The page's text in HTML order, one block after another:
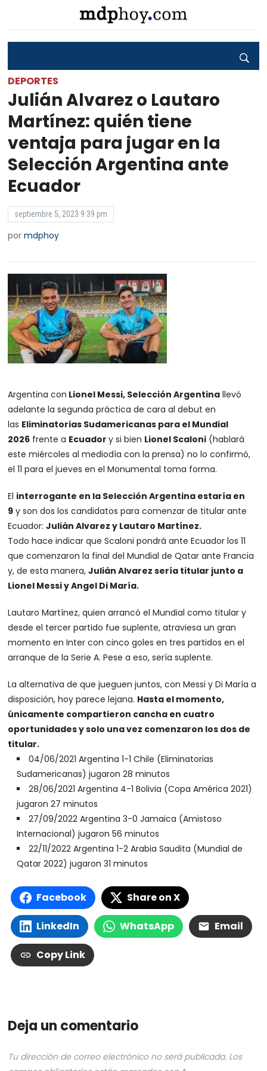
DEPORTES
Julián Alvarez o Lautaro
Martínez: quién tiene
ventaja para jugar en la
Selección Argentina ante
Ecuador
septiembre 5, 2023 9:39 pm
pormdphoy
Argentina con Lionel Messi, Selección Argentina llevó
adelante la segunda práctica de cara al debut en
las Eliminatorias Sudamericanas para el Mundial
2026 frente a Ecuadory si bien Lionel Scaloni (hablará
este miércoles al mediodía con la prensa) no lo confirmó,
el 11 para el jueves en el Monumental toma forma.
El interrogante en la Selección Argentina estaría en
9 y son dos los candidatos para comenzar de titular ante
Ecuador:Julián Alvarez y Lautaro Martínez.
Todo hace indicar que Scaloni pondrá ante Ecuador los 11
que comenzaron la final del Mundial de Qatar ante Francia
y, de esta manera,Julián Alvarez sería titular junto a
Lionel Messi y Angel Di María.
Lautaro Martínez, quien arrancó el Mundial como titular y
desde el tercer partido fue suplente, atraviesa un gran
momento en Inter con cinco goles en tres partidos en el
arranque de la Serie A. Pese a eso, sería suplente.
La alternativa de que jueguen juntos, con Messi y Di María a
disposición, hoy parece lejana. Hasta el momento,
únicamente compartieron cancha en cuatro
oportunidades y solo una vez comenzaron los dos de
titular.
04/06/2021 Argentina 1-1 Chile (Eliminatorias
Sudamericanas) jugaron 28 minutos
28/06/2021 Argentina 4-1 Bolivia (Copa América 2021)
jugaron 27 minutos
27/09/2022 Argentina 3-0 Jamaica (Amistoso
Internacional) jugaron 56 minutos
22/11/2022 Argentina 1-2 Arabia Saudita (Mundial de
Qatar 2022) jugaron 31 minutos
Facebook Share on X
LinkedIn WhatsApp Email
Copy Link
Deja un comentario
Tu dirección de correo electrónico no será publicada. Los